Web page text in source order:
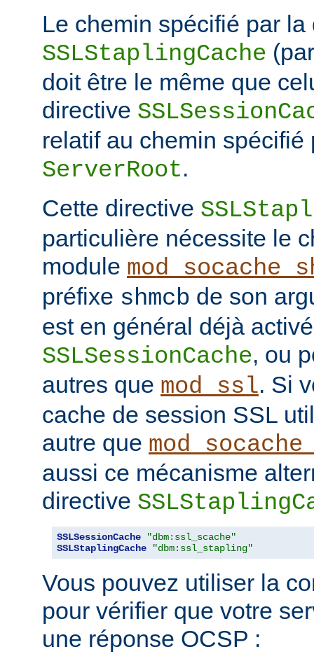
Le chemin spécifié par la
SSLStaplingCache
doit être le même que
directive
relatif au chemin spécifié
ServerRoot.
Cette directive
particulière nécessite le
module
préfixe shmcb de son
est en général déjà
SSLSessionCache, ou
autres que mod_ssl. Si
cache de session SSL
autre que
aussi ce mécanisme
directive
SSLSessionCache
"dbm:ssl_scache"
SSLStaplingCache
"dbm:ssl_stapling"
Vous pouvez utiliser la
pour vérifier que votre
une réponse OCSP :